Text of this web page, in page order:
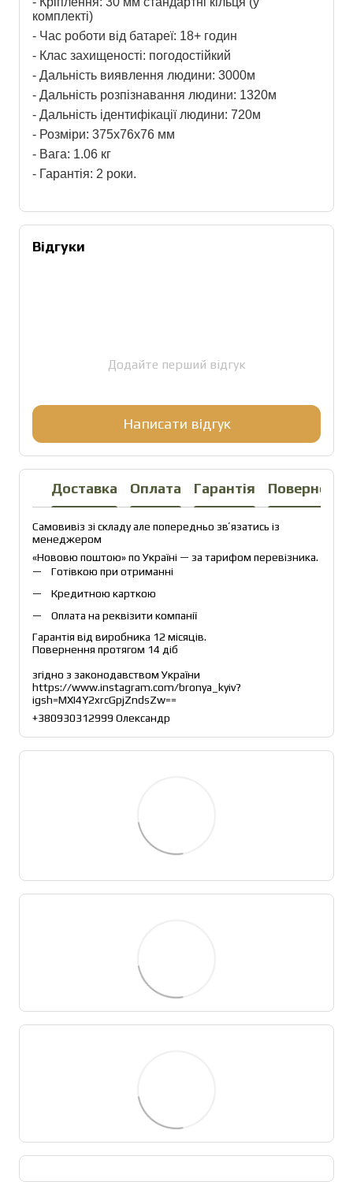
комплекті)
- Час роботи від батареї: 18+ годин
- Клас захищеності: погодостійкий
- Дальність виявлення людини: 3000м
- Дальність розпізнавання людини: 1320м
- Дальність ідентифікації людини: 720м
- Розміри: 375x76x76 мм
- Вага: 1.06 кг
- Гарантія: 2 роки.
Відгуки
Додайте перший відгук
Написати відгук
Доставка Оплата Гарантія Повернення
Самовивіз зі складу але попередньо звʼязатись із
менеджером
«Нововю поштою» по Україні — за тарифом перевізника.
Готівкою при отриманні
Кредитною карткою
Оплата на реквізити компанії
Гарантія від виробника 12 місяців.
Повернення протягом 14 діб
згідно з законодавством України
https://www.instagram.com/bronya_kyiv?
igsh=MXI4Y2xrcGpjZndsZw==
+380930312999 Олександр